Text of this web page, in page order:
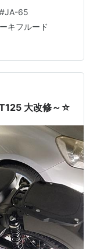
。 「あれ？ＡＢ
なりの配管のと
やるもスッカス
「あ！」と思って
「グッ」と感触
#JA-65
キフルード
大改修～☆